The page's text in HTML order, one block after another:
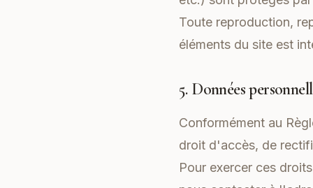
Toute reproduction,
éléments du site est
5. Données
Conformément au
droit d'accès, de
Pour exercer ces